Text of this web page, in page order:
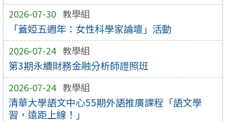
2026-07-30 教學組
「蓋婭五週年：女性科學家論壇」活動
2026-07-24 教學組
第3期永續財務金融分析師證照班
2026-07-24 教學組
清華大學語文中心55期外語推廣課程「語文學
習，遠距上線！」